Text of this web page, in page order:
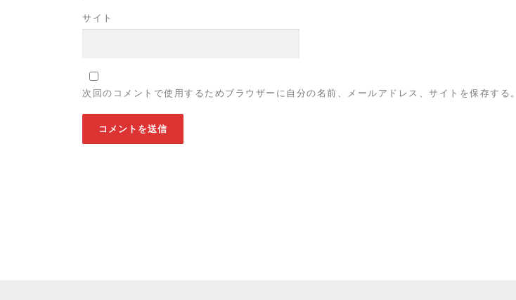
サイト
次回のコメントで使用するためブラウザーに自分の名前、メールアドレス、サイトを保存する。